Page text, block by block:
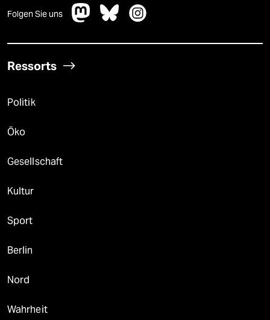
Folgen Sie uns
Ressorts
Politik
Öko
Gesellschaft
Kultur
Sport
Berlin
Nord
Wahrheit